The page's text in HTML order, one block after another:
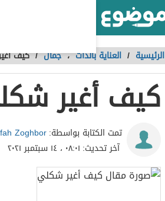
الرئيسية / العناية بالذات،جمال /كيف
كيف أغير
تمت الكتابة بواسطة:Zoghbor
آخر تحديث: ٠٨:٠١ ، ١٤ سبتمبر ٢٠٢١